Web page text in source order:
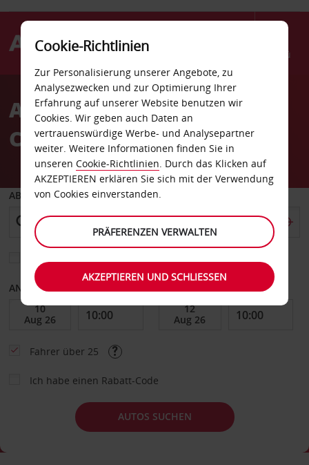
Menü
AvisAutovermietung Santa
Cruz
ABHOLEN VON
ANFANGSDATUM
Fahrer über 25
Ich habe einen Rabatt-Code
AUTOS SUCHEN
Cookie-Richtlinien
Zur Personalisierung unserer Angebote, zu
Analysezwecken und zur Optimierung Ihrer
Erfahrung auf unserer Website benutzen wir
Cookies. Wir geben auch Daten an
vertrauenswürdige Werbe- und Analysepartner
weiter. Weitere Informationen finden Sie in
unseren Cookie-Richtlinien. Durch das Klicken auf
AKZEPTIEREN erklären Sie sich mit der Verwendung
von Cookies einverstanden.
PRÄFERENZEN VERWALTEN
AKZEPTIEREN UND SCHLIESSEN